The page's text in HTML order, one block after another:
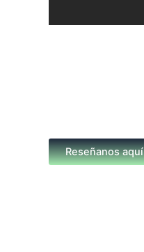
Reseñanos aquí